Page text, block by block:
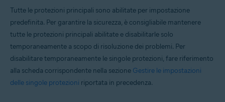
Tutte le protezioni principali sono abilitate per impostazione
predefinita. Per garantire la sicurezza, è consigliabile mantenere
tutte le protezioni principali abilitate e disabilitarle solo
temporaneamente a scopo di risoluzione dei problemi. Per
disabilitare temporaneamente le singole protezioni, fare riferimento
alla scheda corrispondente nella sezione Gestire le impostazioni
delle singole protezioni riportata in precedenza.